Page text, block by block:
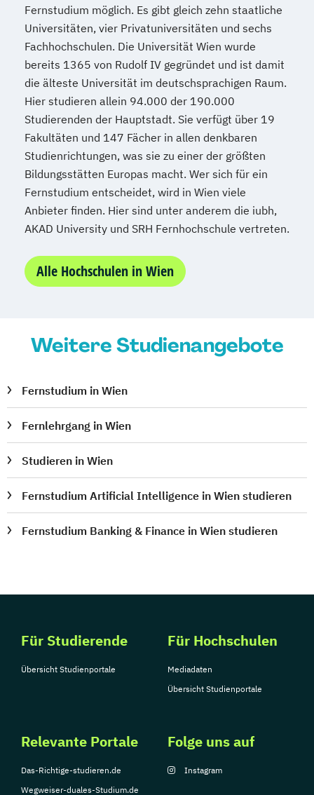
Fernstudium möglich. Es gibt gleich zehn staatliche
Universitäten, vier Privatuniversitäten und sechs
Fachhochschulen. Die Universität Wien wurde
bereits 1365 von Rudolf IV gegründet und ist damit
die älteste Universität im deutschsprachigen Raum.
Hier studieren allein 94.000 der 190.000
Studierenden der Hauptstadt. Sie verfügt über 19
Fakultäten und 147 Fächer in allen denkbaren
Studienrichtungen, was sie zu einer der größten
Bildungsstätten Europas macht. Wer sich für ein
Fernstudium entscheidet, wird in Wien viele
Anbieter finden. Hier sind unter anderem die iubh,
AKAD University und SRH Fernhochschule vertreten.
Alle Hochschulen in Wien
Weitere Studienangebote
Fernstudium in Wien
Fernlehrgang in Wien
Studieren in Wien
Fernstudium Artificial Intelligence in Wien studieren
Fernstudium Banking & Finance in Wien studieren
Für Studierende
Übersicht Studienportale
Für Hochschulen
Mediadaten
Übersicht Studienportale
Relevante Portale
Das-Richtige-studieren.de
Wegweiser-duales-Studium.de
Folge uns auf
Instagram